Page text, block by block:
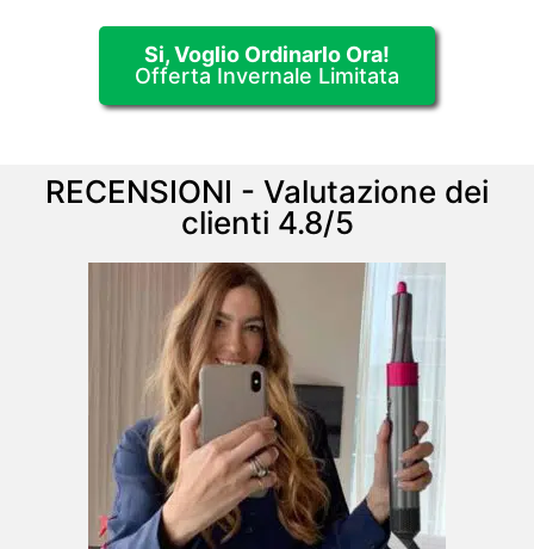
Si, Voglio Ordinarlo Ora!
Offerta Invernale Limitata
RECENSIONI - Valutazione dei
clienti 4.8/5